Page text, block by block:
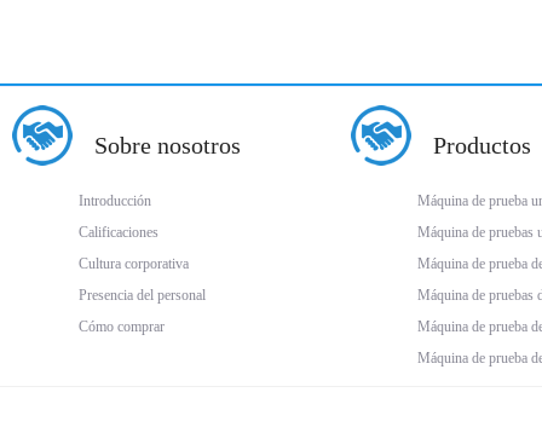
Sobre nosotros
Introducción
Calificaciones
Cultura corporativa
Presencia del personal
Cómo comprar
Productos
Máquina de prueba
Máquina de pruebas
Máquina de prueba
Máquina de pruebas
Máquina de prueba
Máquina de prueba